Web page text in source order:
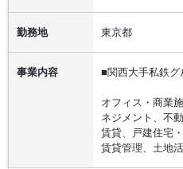
勤務地 東京都
事業内容 ■関西大手私鉄グ
オフィス・商業
ネジメント、不
賃貸、戸建住宅
賃貸管理、土地